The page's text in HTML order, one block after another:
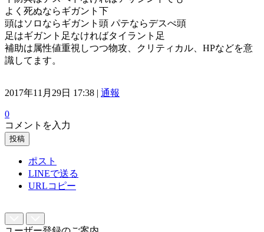
よく死ぬならギガント下
頭はソロならギガント頭 パテならデスぺ頭
足はギガント足なければタイラント足
補助は属性値重視しつつ物攻、クリティカル、HPなどを意
識してます。
2017年11月29日 17:38 | 通報
0
コメントを入力
投稿
ポスト
LINEで送る
URLコピー